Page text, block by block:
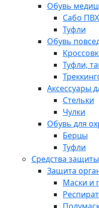
Обувь
Сабо
Туфли
Обувь
Туфли,
Аксессуары
Стельки
Чулки
Обувь для
Берцы
Туфли
Средства защиты
Защита
Маски и